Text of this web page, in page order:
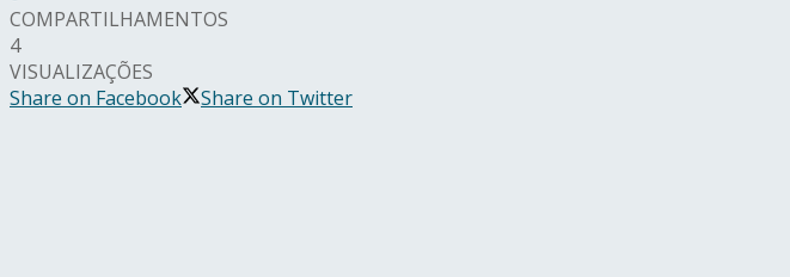
COMPARTILHAMENTOS
4
VISUALIZAÇÕES
Share on Facebook
Share on Twitter